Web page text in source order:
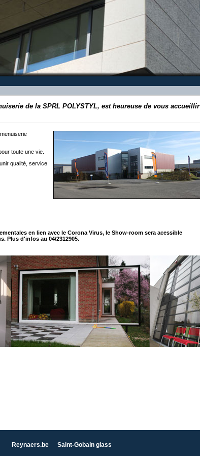
de la SPRL POLYSTYL, est heureuse de vous accueillir
toute une vie.
qualité, service
en lien avec le Corona Virus, le Show-room sera acessible
Plus d'infos au 04/2312905.
Reynaers.be Saint-Gobain glass